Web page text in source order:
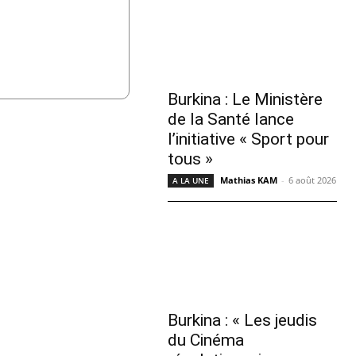
Burkina : Le Ministère
de la Santé lance
l’initiative « Sport pour
tous »
A LA UNE Mathias KAM - 6 août 2026
Burkina : « Les jeudis
du Cinéma